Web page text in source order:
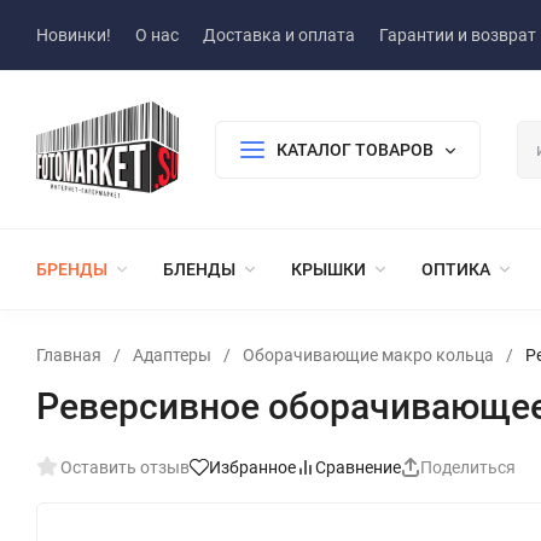
Новинки! О нас Доставка и оплата Гарантии и возврат
КАТАЛОГ ТОВАРОВ
БРЕНДЫ БЛЕНДЫ КРЫШКИ ОПТИКА
Главная / Адаптеры / Оборачивающие макро кольца /
Реверсивное
Оставить отзыв Избранное Сравнение Поделиться